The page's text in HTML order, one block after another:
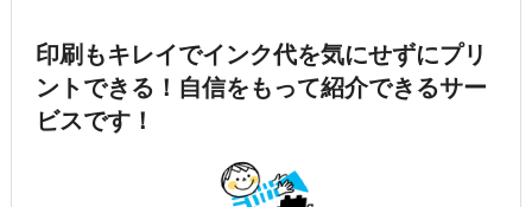
印刷もキレイでインク代を気にせずにプリ
ントできる！ 自信をもって紹介できるサー
ビスです！